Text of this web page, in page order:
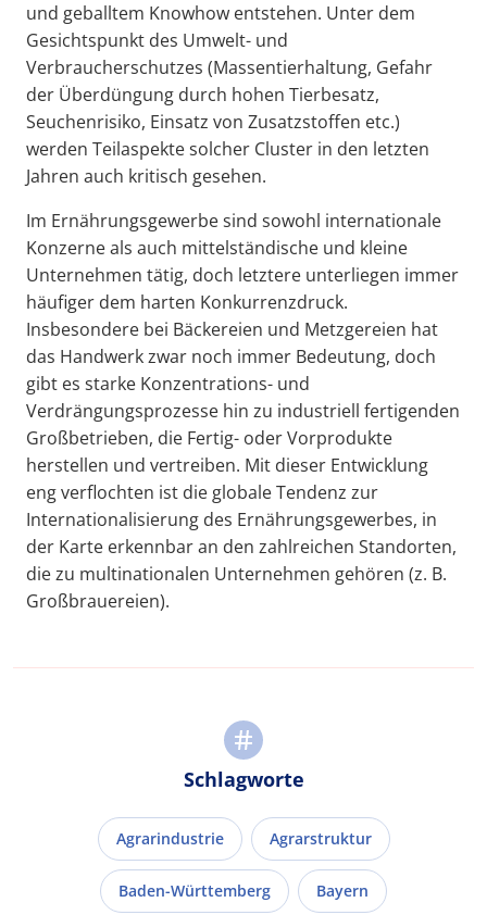
und geballtem Knowhow entstehen. Unter dem
Gesichtspunkt des Umwelt- und
Verbraucherschutzes (Massentierhaltung, Gefahr
der Überdüngung durch hohen Tierbesatz,
Seuchenrisiko, Einsatz von Zusatzstoffen etc.)
werden Teilaspekte solcher Cluster in den letzten
Jahren auch kritisch gesehen.
Im Ernährungsgewerbe sind sowohl internationale
Konzerne als auch mittelständische und kleine
Unternehmen tätig, doch letztere unterliegen immer
häufiger dem harten Konkurrenzdruck.
Insbesondere bei Bäckereien und Metzgereien hat
das Handwerk zwar noch immer Bedeutung, doch
gibt es starke Konzentrations- und
Verdrängungsprozesse hin zu industriell fertigenden
Großbetrieben, die Fertig- oder Vorprodukte
herstellen und vertreiben. Mit dieser Entwicklung
eng verflochten ist die globale Tendenz zur
Internationalisierung des Ernährungsgewerbes, in
der Karte erkennbar an den zahlreichen Standorten,
die zu multinationalen Unternehmen gehören (z. B.
Großbrauereien).
Schlagworte
Agrarindustrie Agrarstruktur
Baden-Württemberg Bayern